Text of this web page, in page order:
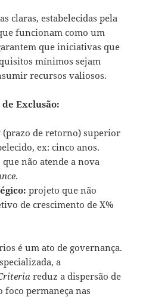
claras, estabelecidas pela
funcionam como um
que iniciativas que
mínimos sejam
recursos valiosos.
Exclusão:
(prazo de retorno) superior
ex: cinco anos.
não atende a nova
.
projeto que não
de crescimento de X%
é um ato de governança.
a
reduz a dispersão de
foco permaneça nas